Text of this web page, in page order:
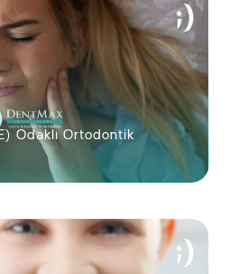
Odaklı Ortodontik